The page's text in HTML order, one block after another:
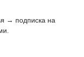
→ подписка на